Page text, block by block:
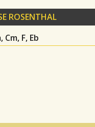
ROSENTHAL
Cm, F, Eb